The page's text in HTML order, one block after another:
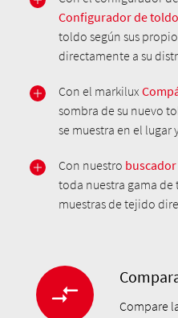
Configurador de
toldo según sus
directamente a su
Con el markilux
sombra de su nuevo
se muestra en el
Con nuestro
toda nuestra gama
muestras de tejido
Compare